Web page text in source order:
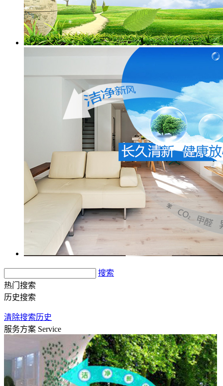
搜索
热门搜索
历史搜索
清除搜索历史
服务方案 Service